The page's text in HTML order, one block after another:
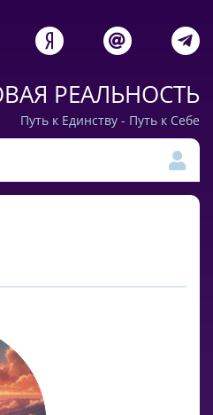
РЕАЛЬНОСТЬ
Путь к Единству - Путь к Себе